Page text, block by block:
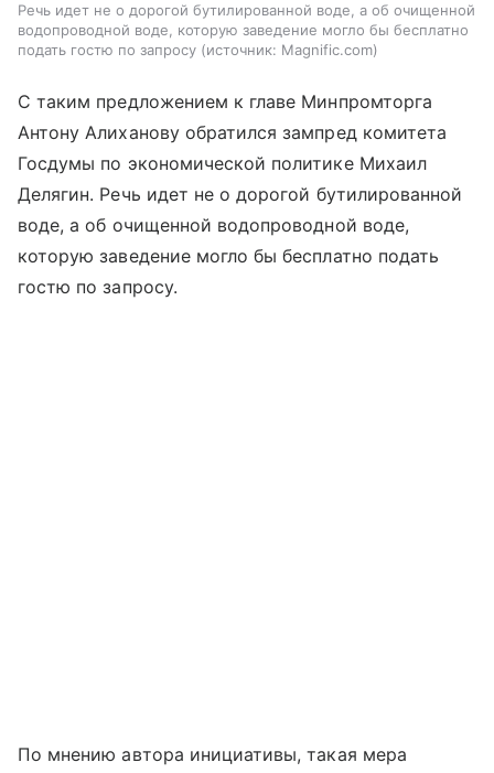
Речь идет не о дорогой бутилированной воде, а об очищенной
водопроводной воде, которую заведение могло бы бесплатно
подать гостю по запросу
источник: Magnific.com
С таким предложением к главе Минпромторга
Антону Алиханову обратился зампред комитета
Госдумы по экономической политике Михаил
Делягин. Речь идет не о дорогой бутилированной
воде, а об очищенной водопроводной воде,
которую заведение могло бы бесплатно подать
гостю по запросу.
По мнению автора инициативы, такая мера